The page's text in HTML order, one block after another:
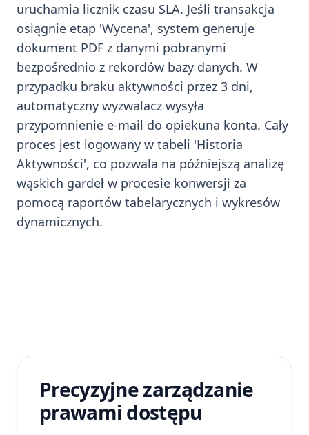
uruchamia licznik czasu SLA. Jeśli transakcja
osiągnie etap 'Wycena', system generuje
dokument PDF z danymi pobranymi
bezpośrednio z rekordów bazy danych. W
przypadku braku aktywności przez 3 dni,
automatyczny wyzwalacz wysyła
przypomnienie e-mail do opiekuna konta. Cały
proces jest logowany w tabeli 'Historia
Aktywności', co pozwala na późniejszą analizę
wąskich gardeł w procesie konwersji za
pomocą raportów tabelarycznych i wykresów
dynamicznych.
Precyzyjne zarządzanie
prawami dostępu